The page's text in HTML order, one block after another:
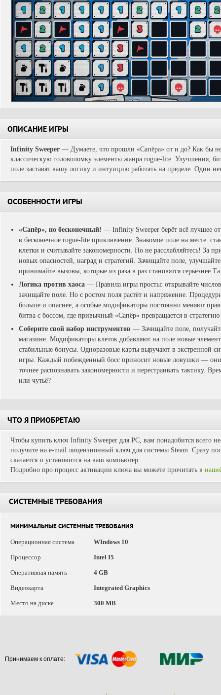
ОПИСАНИЕ ИГРЫ
Infinity Sweeper — Думаете, что прошли «Сапёра» от и до? Как бы
классическую головоломку элементы жанра rogue-lite. Улучшения,
поле заставят вашу логику и интуицию работать на пределе. Один
ОСОБЕННОСТИ ИГРЫ
«Сапёр», но бесконечный! — Infinity Sweeper берёт всё лучшее от
в бесконечное rogue-lite приключение. Знакомое поле на месте:
клетки и считывайте закономерности. Но не расслабляйтесь! За
новых опасностей, наград и стратегий. Зачищайте поле,
принимайте вызовы, которые из раза в раз становятся
Логика против хаоса — Правила игры просты: открывайте
зачищайте поле. Но с ростом поля растёт и напряжение.
больше и опаснее, а особые модификаторы постоянно меняют
битва с боссом, где привычный «Сапёр» превращается в
Соберите свой набор инструментов — Зачищайте поле,
магазине. Модификаторы клеток добавляют на поле новые
стабильные бонусы. Одноразовые карты выручают в экстренной
игры. Каждый побежденный босс приносит новые ловушки —
точнее распознавать закономерности и перестраивать тактику.
или чутьё?
ЧТО Я ПРИОБРЕТАЮ
Чтобы купить ключ Infinity Sweeper для PC, вам понадобится всего
получите на e-mail лицензионный ключ для системы Steam. Сразу
скачается и установится на ваш компьютер.
Подробно про процесс активации ключа вы можете прочитать в
СИСТЕМНЫЕ ТРЕБОВАНИЯ
МИНИМАЛЬНЫЕ СИСТЕМНЫЕ ТРЕБОВАНИЯ
Операционная система
WIndows 10
Процессор Intel I5
Оперативная память 4 GB
Видеокарта Integrated Graphics
Место на диске 300 MB
Принимаем к оплате: